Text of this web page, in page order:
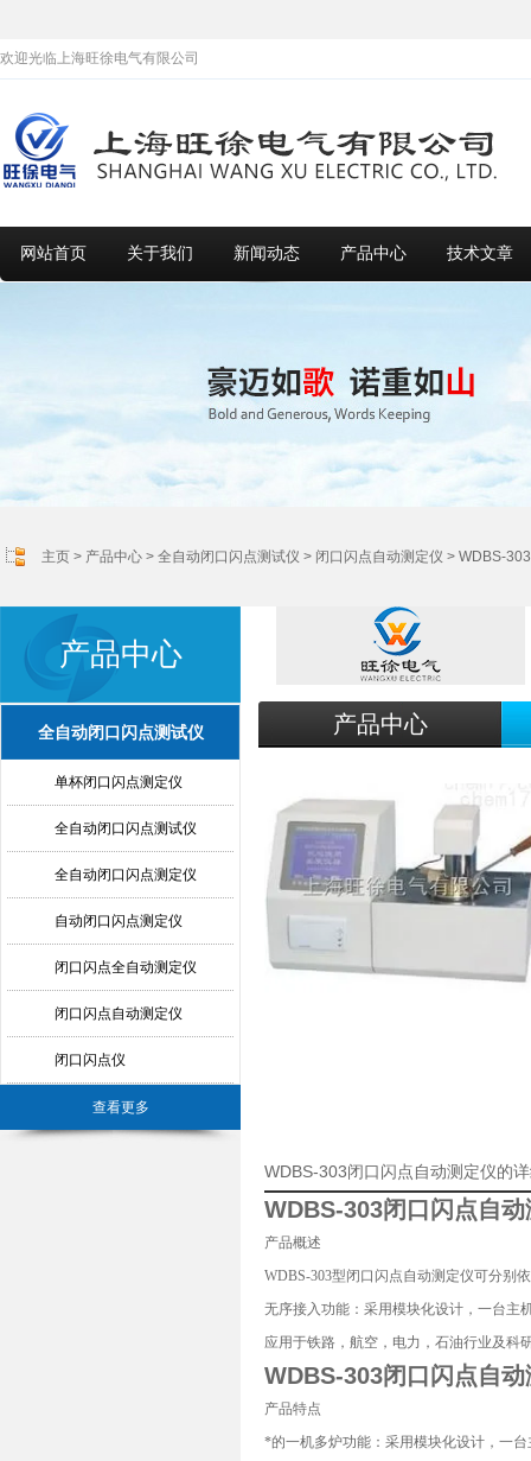
欢迎光临上海旺徐电气有限公司
网站首页 关于我们 新闻动态 产品中心 技术文章
主页 > 产品中心 > 全自动闭口闪点测试仪 > 闭口闪点自动测定仪 > WDBS-
产品中心
全自动闭口闪点测试仪
单杯闭口闪点测定仪
全自动闭口闪点测试仪
全自动闭口闪点测定仪
自动闭口闪点测定仪
闭口闪点全自动测定仪
闭口闪点自动测定仪
闭口闪点仪
查看更多
产品中心
WDBS-303闭口闪点自动测定仪的
WDBS-303闭口闪点自
产品概述
WDBS-303型闭口闪点自动测定仪可分别
无序接入功能：采用模块化设计，一台主
应用于铁路，航空，电力，石油行业及科
WDBS-303闭口闪点自
产品特点
*的一机多炉功能：采用模块化设计，一